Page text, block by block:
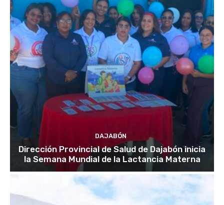
DAJABÓN
Dirección Provincial de Salud de Dajabón inicia
la Semana Mundial de la Lactancia Materna